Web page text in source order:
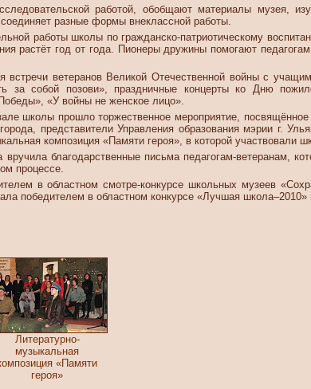
работой, обобщают материалы музея,
разные формы внеклассной работы.
работы школы по гражданско-патриотическому
растёт год от года. Пионеры дружины помогают
ветеранов Великой Отечественной войны с
за собой позови», праздничные концерты ко Дню
«У войны не женское лицо».
школы прошло торжественное мероприятие,
представители Управления образования мэрии г.
композиция «Памяти героя», в которой участвовали
благодарственные письма педагогам-ветеранам,
процессе.
в областном смотре-конкурсе школьных музеев
победителем в областном конкурсе «Лучшая
Литературно-
музыкальная
«Памяти
героя»